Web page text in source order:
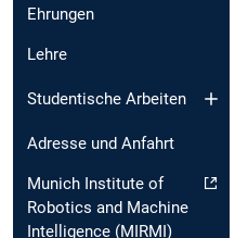
Ehrungen
Lehre
Studentische Arbeiten
Adresse und Anfahrt
Munich Institute of
Robotics and Machine
Intelligence (MIRMI)